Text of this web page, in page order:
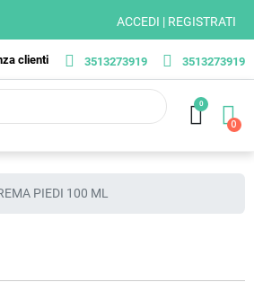
ACCEDI | REGISTRATI
clienti 3513273919 3513273919
0
PIEDI 100 ML